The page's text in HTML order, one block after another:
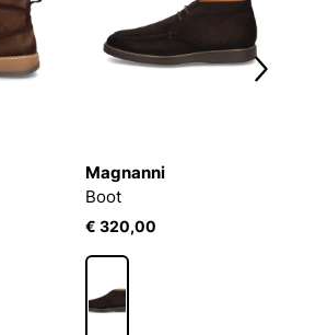
Magnanni
Boot
€ 320,00